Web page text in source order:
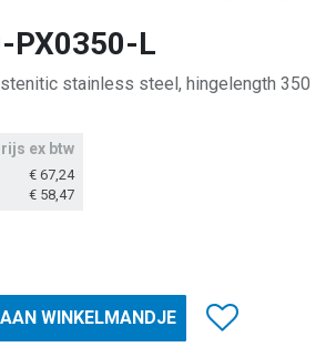
PX0350-L
stainless steel, hingelength 350
ex btw
€ 67,24
€ 58,47
WINKELMANDJE